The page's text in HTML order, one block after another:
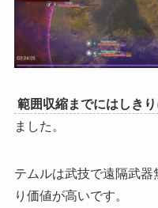
範囲収縮までにはしき
ました。
テムルは武技で遠隔武
り価値が高いです。